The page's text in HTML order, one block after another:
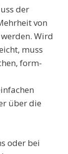
der
von
Wird
muss
form-
über die
oder bei